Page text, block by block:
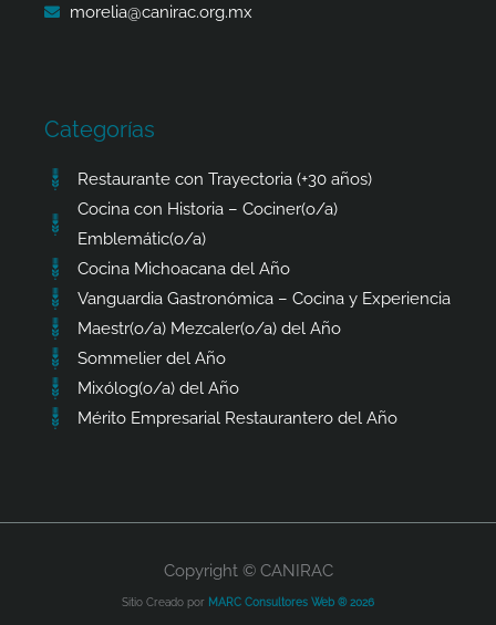
morelia@canirac.org.mx
Categorías
Restaurante con Trayectoria (+30 años)
Cocina con Historia – Cociner(o/a)
Emblemátic(o/a)
Cocina Michoacana del Año
Vanguardia Gastronómica – Cocina y Experiencia
Maestr(o/a) Mezcaler(o/a) del Año
Sommelier del Año
Mixólog(o/a) del Año
Mérito Empresarial Restaurantero del Año
Copyright © CANIRAC
Sitio Creado por MARC Consultores Web ® 2026